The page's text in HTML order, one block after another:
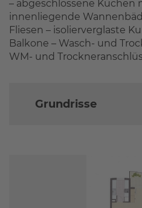
– abgeschlossene Küchen
innenliegende
Fliesen – isolierverglaste
Balkone – Wasch- und
WM- und
Grundrisse